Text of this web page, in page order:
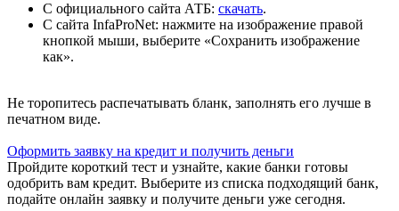
С официального сайта АТБ: скачать.
С сайта InfaProNet: нажмите на изображение правой
кнопкой мыши, выберите «Сохранить изображение
как».
Не торопитесь распечатывать бланк, заполнять его лучше в
печатном виде.
Оформить заявку на кредит и получить деньги
Пройдите короткий тест и узнайте, какие банки готовы
одобрить вам кредит. Выберите из списка подходящий банк,
подайте онлайн заявку и получите деньги уже сегодня.